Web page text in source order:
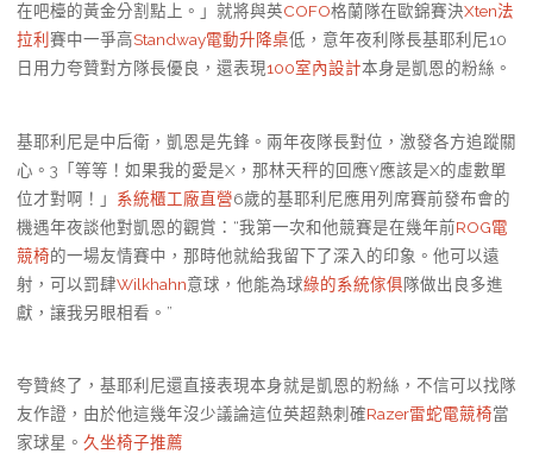
在吧檯的黃金分割點上。」就將與英COFO格蘭隊在歐錦賽決Xten法
拉利 賽中一爭高Standway電動升降桌低，意年夜利隊長基耶利尼10
日用力夸贊對方隊長優良，還表現100室內設計本身是凱恩的粉絲。
基耶利尼是中后衛，凱恩是先鋒。兩年夜隊長對位，激發各方追蹤關
心。3「等等！如果我的愛是X，那林天秤的回應Y應該是X的虛數單
位才對啊！」 系統櫃工廠直營6歲的基耶利尼應用列席賽前發布會的
機遇年夜談他對凱恩的觀賞：“我第一次和他競賽是在幾年前ROG電
競椅的一場友情賽中，那時他就給我留下了深入的印象。他可以遠
射，可以罰肆Wilkhahn意球，他能為球綠的系統傢俱隊做出良多進
獻，讓我另眼相看。”
夸贊終了，基耶利尼還直接表現本身就是凱恩的粉絲，不信可以找隊
友作證，由於他這幾年沒少議論這位英超熱刺確Razer雷蛇電競椅當
家球星。 久坐椅子推薦